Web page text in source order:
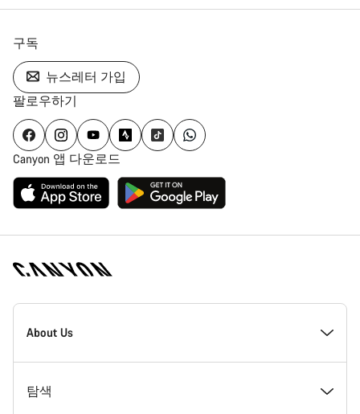
구독
뉴스레터 가입
팔로우하기
Canyon 앱 다운로드
[footer.linksList.title]
About Us
수상경력
탐색